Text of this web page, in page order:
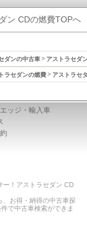
ン CDの燃費TOPへ
ダンの中古車 アストラセダ
ラセダンの燃費 アストラセ
ッジ・輸入車
ー！アストラセダン CD
、お得・納得の中古車探
で中古車検索ができま